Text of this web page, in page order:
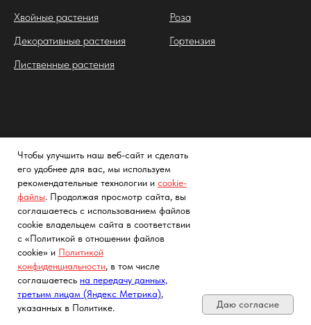
Хвойные растения
Декоративные растения
Лиственные растения
Роза
Гортензия
Главная
Каталог
О компании
Услуги
Заметки садовода
FAQs
Политика конфиденциальности
Cогласие на обработку
Чтобы улучшить наш веб-сайт и сделать
его удобнее для вас, мы используем
рекомендательные технологии и cookie-
файлы. Продолжая просмотр сайта, вы
соглашаетесь с использованием файлов
cookie владельцем сайта в соответствии
с «Политикой в отношении файлов
cookie» и Политикой
конфиденциальности, в том числе
соглашаетесь на передачу данных,
третьим лицам (Яндекс Метрика),
указанных в Политике.
Даю согласие